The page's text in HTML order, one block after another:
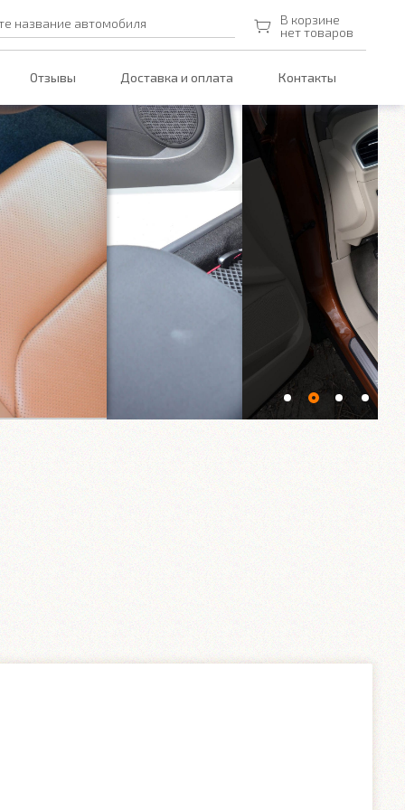
название автомобиля
В корзине
нет товаров
Отзывы Доставка и оплата Контакты